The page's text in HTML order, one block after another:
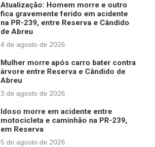
Atualização: Homem morre e outro
fica gravemente ferido em acidente
na PR-239, entre Reserva e Cândido
de Abreu
4 de agosto de 2026
Mulher morre após carro bater contra
árvore entre Reserva e Cândido de
Abreu
3 de agosto de 2026
Idoso morre em acidente entre
motocicleta e caminhão na PR-239,
em Reserva
5 de agosto de 2026